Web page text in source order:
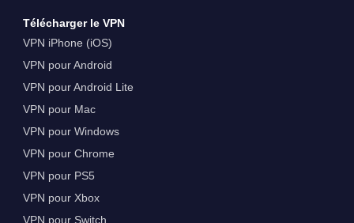
Télécharger le VPN
VPN iPhone (iOS)
VPN pour Android
VPN pour Android Lite
VPN pour Mac
VPN pour Windows
VPN pour Chrome
VPN pour PS5
VPN pour Xbox
VPN pour Switch